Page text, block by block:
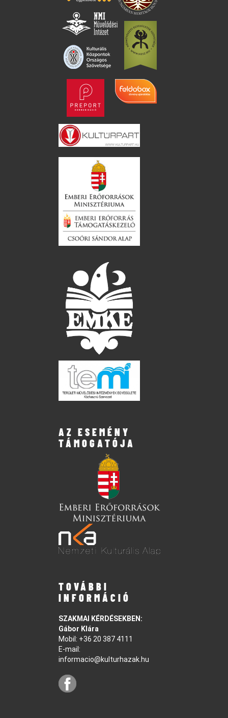
AZ ESEMÉNY
TÁMOGATÓJA
TOVÁBBI
INFORMÁCIÓ
SZAKMAI KÉRDÉSEKBEN:
Gábor Klára
Mobil: +36 20 387 4111
E-mail:
informacio@kulturhazak.hu